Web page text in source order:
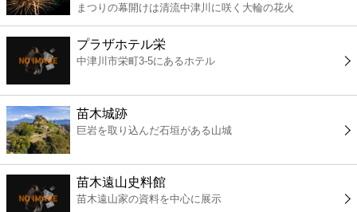
レジャー
書店
ファミレス
カフェ
まつりの幕開けは清流中津川に咲く大輪の花火
プラザホテル栄
中津川市栄町3-5にあるホテル
苗木城跡
巨岩を取り込んだ石垣がある山城
苗木遠山史料館
苗木遠山家の資料を中心に展示